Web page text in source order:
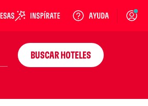
Login
BUSCAR HOTELES